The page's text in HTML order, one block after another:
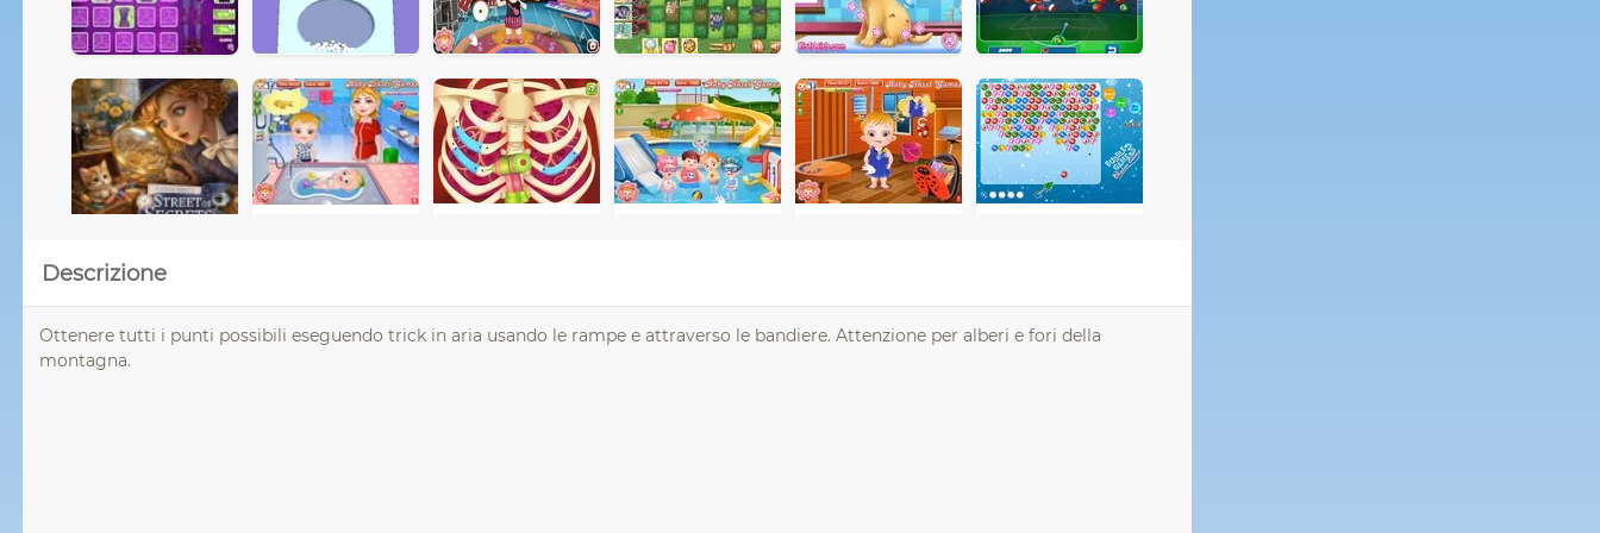
Descrizione
Ottenere tutti i punti possibili eseguendo trick in aria usando le rampe e attraverso le bandiere. Attenzione per alberi e fori della
montagna.